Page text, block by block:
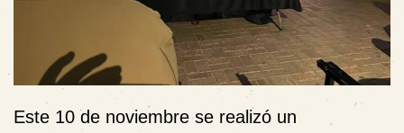
Este 10 de noviembre se realizó un